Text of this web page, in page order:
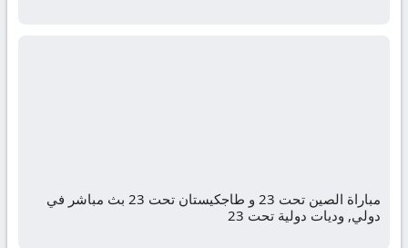
مباراة الصين تحت 23 و طاجكيستان تحت 23 بث مباشر في
دولي, وديات دولية تحت 23